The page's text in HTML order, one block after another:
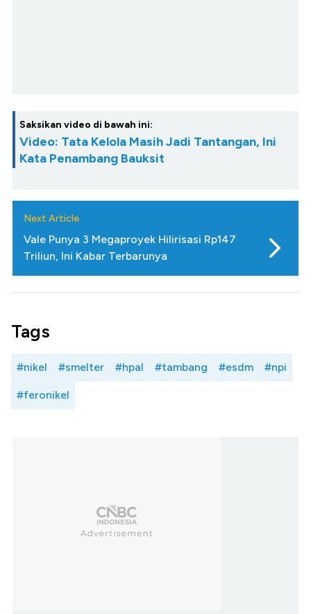
Saksikan video di bawah ini:
Video: Tata Kelola Masih Jadi Tantangan, Ini
Kata Penambang Bauksit
Next Article
Vale Punya 3 Megaproyek Hilirisasi Rp147
Triliun, Ini Kabar Terbarunya
Tags
#nikel #smelter #hpal #tambang #esdm #npi
#feronikel